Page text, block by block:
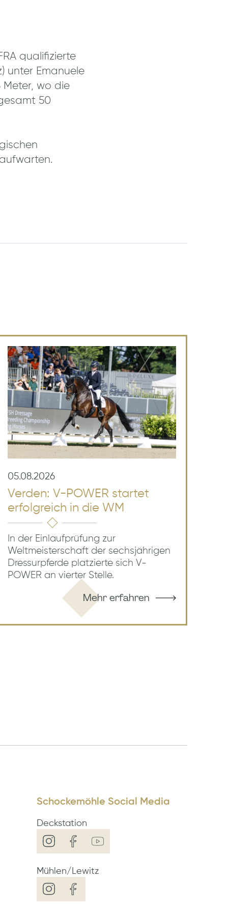
qualifizierte
unter Emanuele
Meter, wo die
50
05.08.2026
Verden: V-POWER startet
erfolgreich in die WM
In der Einlaufprüfung zur
Weltmeisterschaft der sechsjährigen
Dressurpferde platzierte sich V-
POWER an vierter Stelle.
Mehr erfahren
Schockemöhle Social Media
Deckstation
Mühlen/Lewitz